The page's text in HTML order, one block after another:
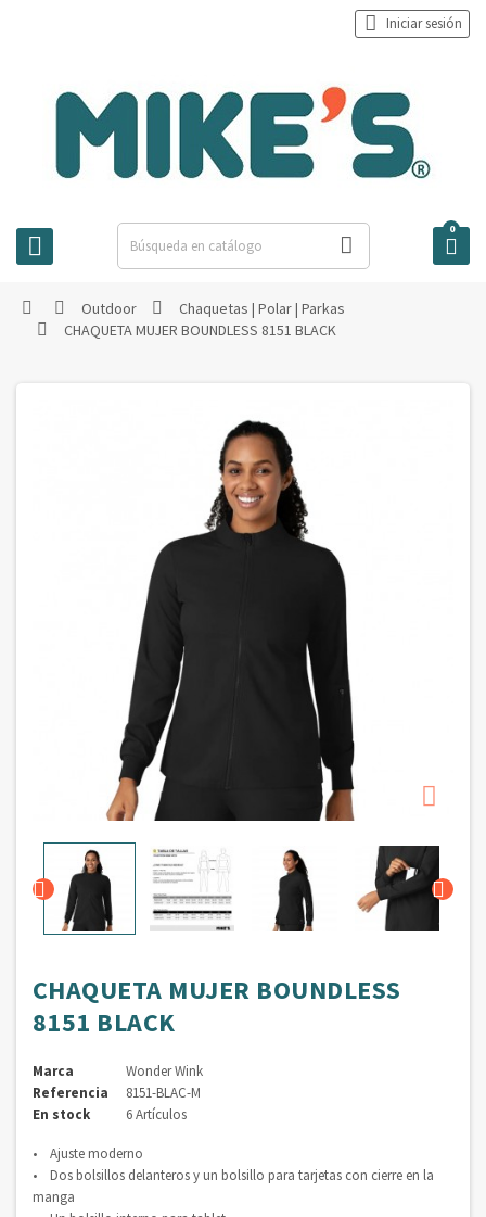
 
 Iniciar sesión

0
  Outdoor  Chaquetas | Polar | Parkas
 CHAQUETA MUJER BOUNDLESS 8151 BLACK

 
CHAQUETA MUJER BOUNDLESS
8151 BLACK
Marca
Wonder Wink
Referencia
8151-BLAC-M
En stock
6 Artículos
• Ajuste moderno
• Dos bolsillos delanteros y un bolsillo para tarjetas con cierre en la
manga